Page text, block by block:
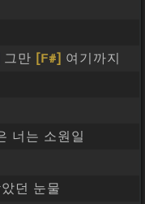
그만 [F#] 여기까지
너는 소원일
던 눈물